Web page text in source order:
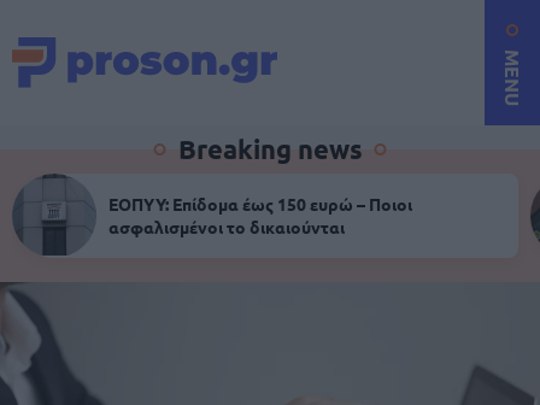
MENU
Breaking news
ΕΟΠΥΥ: Επίδομα έως 150 ευρώ – Ποιοι
ασφαλισμένοι το δικαιούνται